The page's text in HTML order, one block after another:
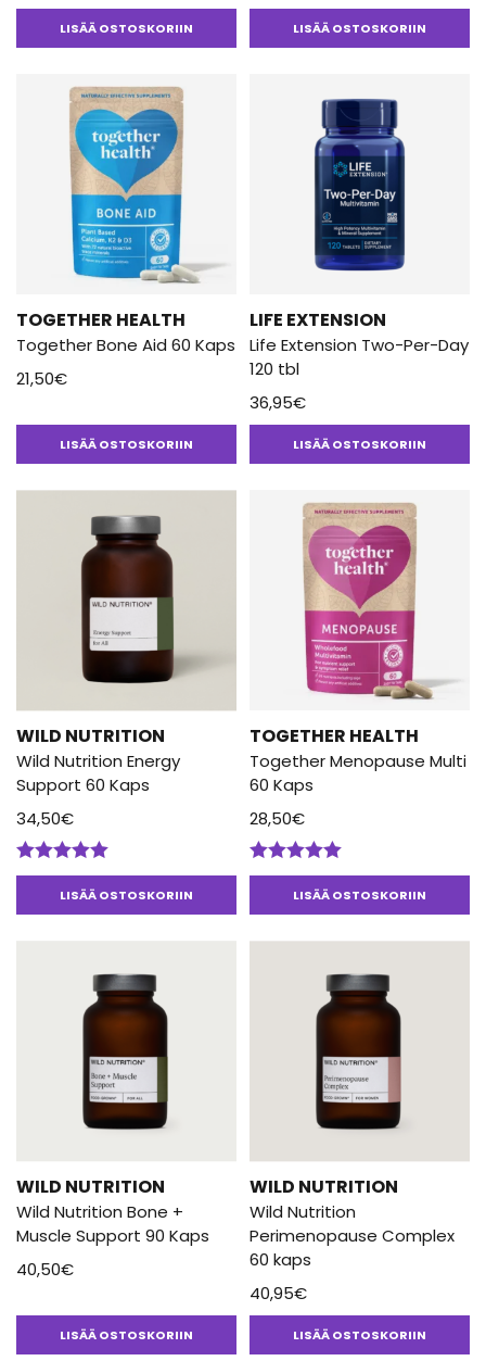
LISÄÄ OSTOSKORIIN
oli:
18,95€.
on:
15,15€.
LISÄÄ OSTOSKORIIN
TOGETHER HEALTH
Together Bone Aid 60 Kaps
21,50€
LISÄÄ OSTOSKORIIN
LIFE EXTENSION
Life Extension Two-Per-Day
120 tbl
36,95€
LISÄÄ OSTOSKORIIN
WILD NUTRITION
Wild Nutrition Energy
Support 60 Kaps
34,50€
Arvostelu
tuotteesta:LISÄÄ OSTOSKORIIN
TOGETHER HEALTH
Together Menopause Multi
60 Kaps
28,50€
Arvostelu
tuotteesta:LISÄÄ OSTOSKORIIN
WILD NUTRITION
Wild Nutrition Bone +
Muscle Support 90 Kaps
40,50€
LISÄÄ OSTOSKORIIN
WILD NUTRITION
Wild Nutrition
Perimenopause Complex
60 kaps
40,95€
LISÄÄ OSTOSKORIIN